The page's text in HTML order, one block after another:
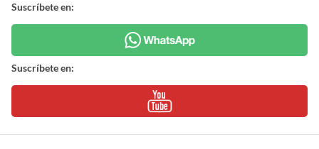
Suscríbete en:
Suscríbete en: